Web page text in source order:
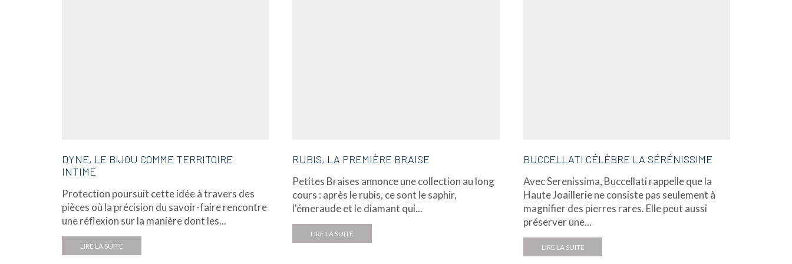
DYNE, LE BIJOU COMME TERRITOIRE
INTIME
Protection poursuit cette idée à travers des
pièces où la précision du savoir-faire rencontre
une réflexion sur la manière dont les...
LIRE LA SUITE
RUBIS, LA PREMIÈRE BRAISE
Petites Braises annonce une collection au long
cours : après le rubis, ce sont le saphir,
l'émeraude et le diamant qui...
LIRE LA SUITE
BUCCELLATI CÉLÈBRE LA SÉRÉNISSIME
Avec Serenissima, Buccellati rappelle que la
Haute Joaillerie ne consiste pas seulement à
magnifier des pierres rares. Elle peut aussi
préserver une...
LIRE LA SUITE